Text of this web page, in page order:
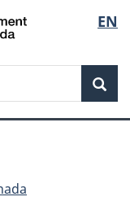
de
la
EN